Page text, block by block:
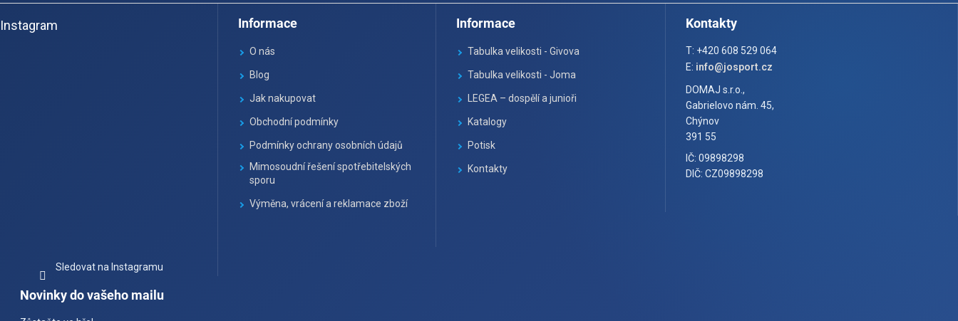
á
pInstagram
Sledovat na Instagramu
Informace
O nás
Blog
Jak nakupovat
Obchodní podmínky
Podmínky ochrany osobních údajů
Mimosoudní řešení spotřebitelských
sporu
Výměna, vrácení a reklamace zboží
Informace
Tabulka velikosti - Givova
Tabulka velikosti - Joma
LEGEA – dospělí a junioři
Katalogy
Potisk
Kontakty
Kontakty
T: +420 608 529 064
E: info@josport.cz
DOMAJ s.r.o.,
Gabrielovo nám. 45,
Chýnov
391 55
IČ: 09898298
DIČ: CZ09898298
Novinky do vašeho mailu